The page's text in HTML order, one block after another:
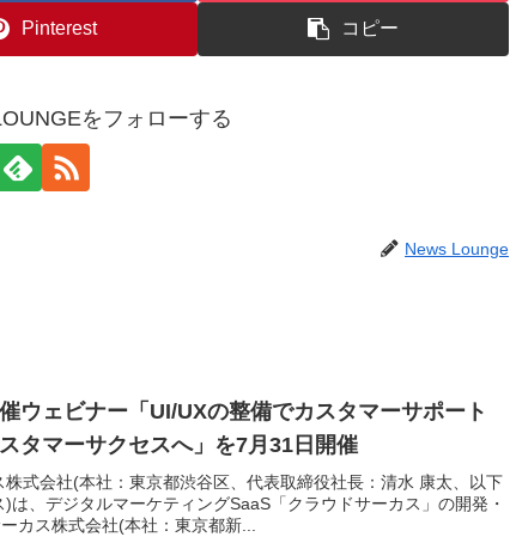
Pinterest コピー
をフォローする
News Lounge
ウェビナー「UI/UXの整備でカスタマーサポート
タマーサクセスへ」を7月31日開催
式会社(本社：東京都渋谷区、代表取締役社長：清水 康太、以下
は、デジタルマーケティングSaaS「クラウドサーカス」の開発・
カス株式会社(本社：東京都新...